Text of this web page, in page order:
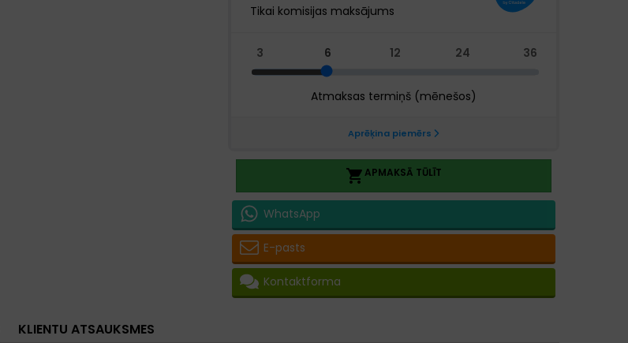
APMAKSĀ TŪLĪT
WhatsApp
E-pasts
Kontaktforma
KLIENTU ATSAUKSMES